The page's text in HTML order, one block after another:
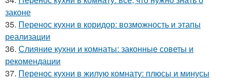
законе
35. Перенос кухни в коридор: возможность и этапы
реализации
36. Слияние кухни и комнаты: законные советы и
рекомендации
37. Перенос кухни в жилую комнату: плюсы и минусы